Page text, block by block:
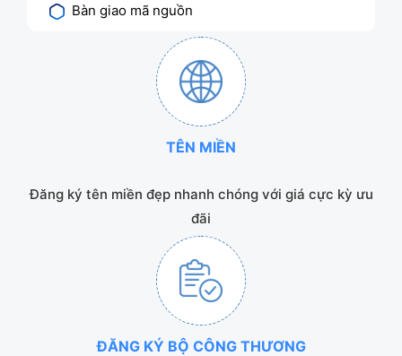
Bàn giao mã nguồn
TÊN MIỀN
Đăng ký tên miền đẹp nhanh chóng với giá cực kỳ ưu
đãi
ĐĂNG KÝ BỘ CÔNG THƯƠNG